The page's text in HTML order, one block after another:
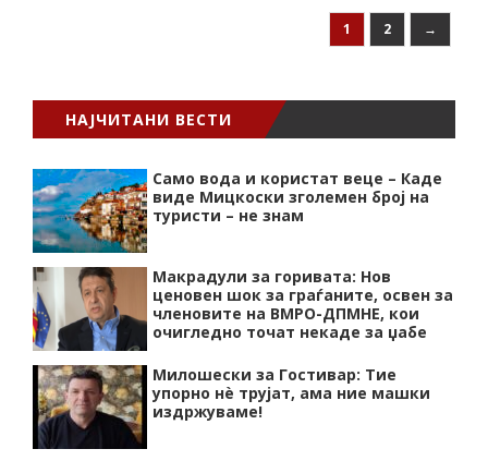
1 2 →
НАЈЧИТАНИ ВЕСТИ
Само вода и користат веце – Каде
виде Мицкоски зголемен број на
туристи – не знам
Макрадули за горивата: Нов
ценовен шок за граѓаните, освен за
членовите на ВМРО-ДПМНЕ, кои
очигледно точат некаде за џабе
Милошески за Гостивар: Тие
упорно нѐ трујат, ама ние машки
издржуваме!